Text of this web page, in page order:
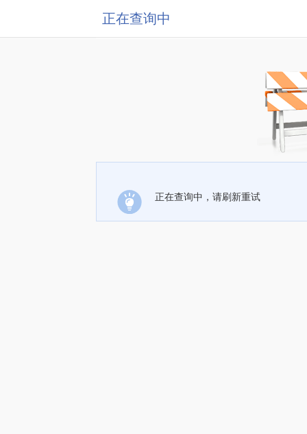
正在查询中
正在查询中，请刷新重试